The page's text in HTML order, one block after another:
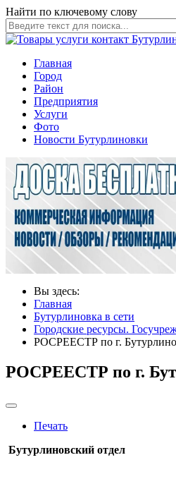
Найти по ключевому слову
Главная
Город
Район
Предприятия
Услуги
Фото
Новости Бутурлиновки
Вы здесь:
Главная
Бутурлиновка в сети
Городские ресурсы.
РОСРЕЕСТР по г.
РОСРЕЕСТР по г.
Печать
Бутурлиновский отдел